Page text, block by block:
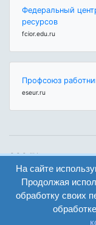
Федеральный
ресурсов
fcior.edu.ru
Профсоюз
eseur.ru
ООО "Центр
образования и
консалтинга"
Волгоград 2008-
2026
На сайте
Продолжая
обработку своих